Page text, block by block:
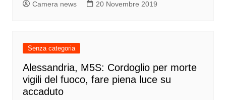
Camera news 20 Novembre 2019
Senza categoria
Alessandria, M5S: Cordoglio per morte
vigili del fuoco, fare piena luce su
accaduto